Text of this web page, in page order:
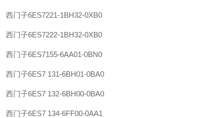
西门子6ES7221-1BH32-0XB0
西门子6ES7222-1BH32-0XB0
西门子6ES7155-6AA01-0BN0
西门子6ES7 131-6BH01-0BA0
西门子6ES7 132-6BH00-0BA0
西门子6ES7 134-6FF00-0AA1